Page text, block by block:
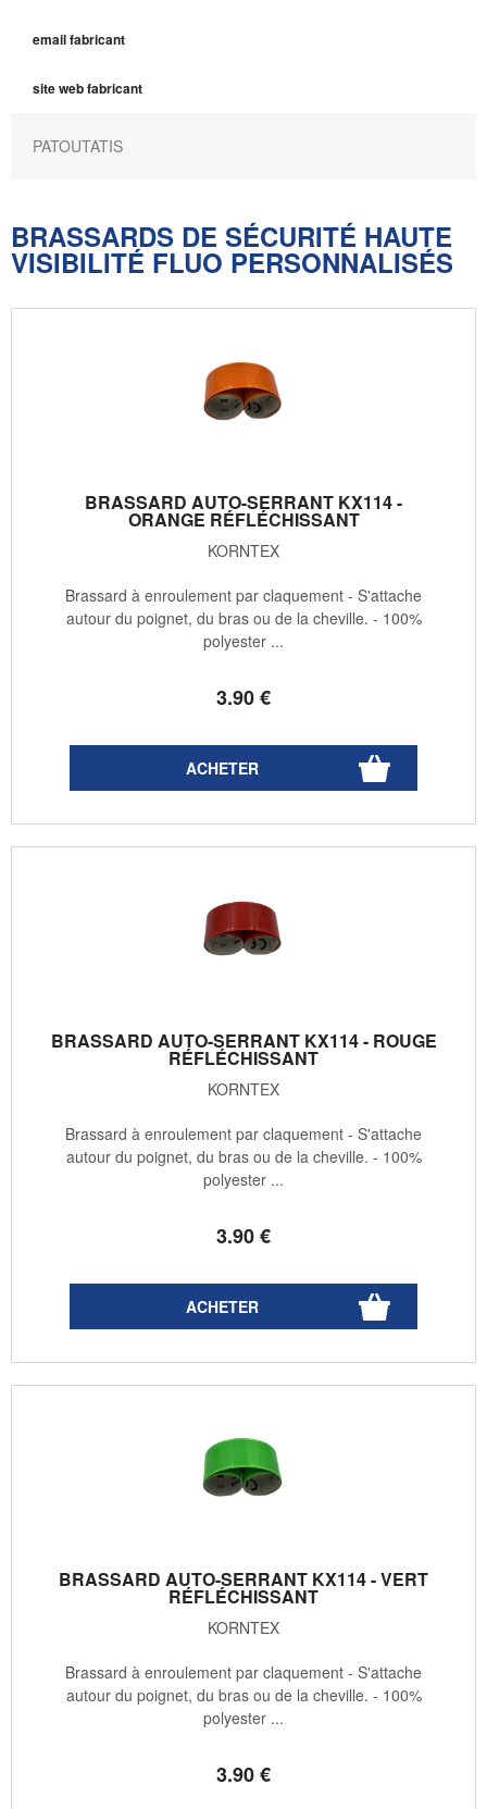
email fabricant
site web fabricant
PATOUTATIS
BRASSARDS DE SÉCURITÉ HAUTE
VISIBILITÉ FLUO PERSONNALISÉS
BRASSARD AUTO-SERRANT KX114 -
ORANGE RÉFLÉCHISSANT
KORNTEX
3.90€
Brassard à enroulement par claquement - S'attache
autour du poignet, du bras ou de la cheville. - 100%
polyester ...
BRASSARD AUTO-SERRANT KX114 - ROUGE
RÉFLÉCHISSANT
KORNTEX
3.90€
Brassard à enroulement par claquement - S'attache
autour du poignet, du bras ou de la cheville. - 100%
polyester ...
BRASSARD AUTO-SERRANT KX114 - VERT
RÉFLÉCHISSANT
KORNTEX
3.90€
Brassard à enroulement par claquement - S'attache
autour du poignet, du bras ou de la cheville. - 100%
polyester ...